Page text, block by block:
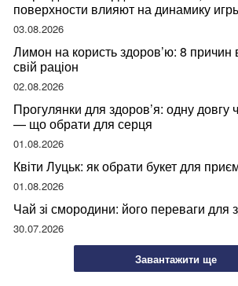
поверхности влияют на динамику
03.08.2026
Лимон на користь здоров’ю: 8 причин
свій раціон
02.08.2026
Прогулянки для здоров’я: одну довгу
— що обрати для серця
01.08.2026
Квіти Луцьк: як обрати букет для
01.08.2026
Чай зі смородини: його переваги для
30.07.2026
Завантажити ще